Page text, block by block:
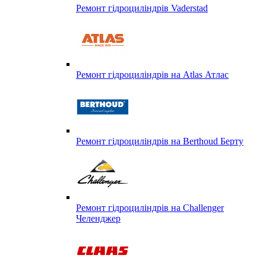
Ремонт гідроциліндрів Vaderstad
Ремонт гідроциліндрів на Atlas Атлас
Ремонт гідроциліндрів на Berthoud Берту
Ремонт гідроциліндрів на Challenger
Челенджер